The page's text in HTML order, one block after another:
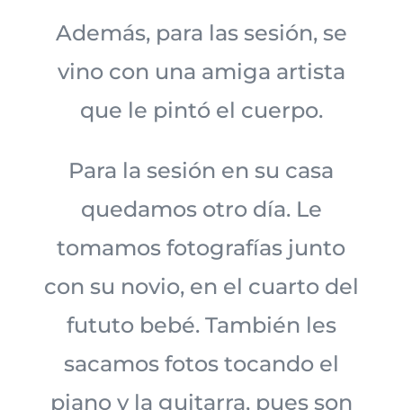
Además, para las sesión, se
vino con una amiga artista
que le pintó el cuerpo.
Para la sesión en su casa
quedamos otro día. Le
tomamos fotografías junto
con su novio, en el cuarto del
fututo bebé. También les
sacamos fotos tocando el
piano y la guitarra, pues son